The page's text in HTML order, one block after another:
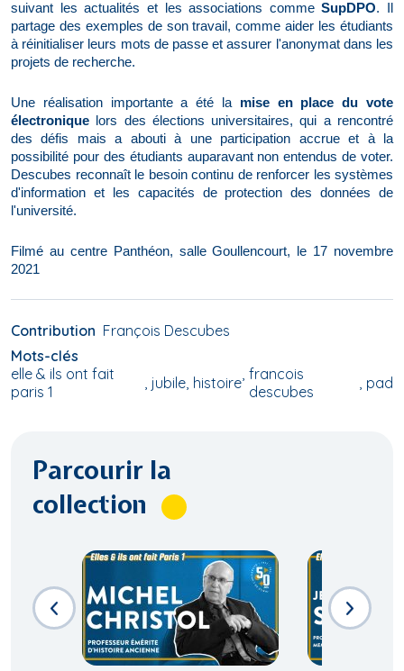
suivant les actualités et les associations commeSupDPO. Il
partage des exemples de son travail, comme aider les étudiants
à réinitialiser leurs mots de passe et assurer l'anonymat dans les
projets de recherche.
Une réalisation importante a été la mise en place du vote
électronique lors des élections universitaires, qui a rencontré
des défis mais a abouti à une participation accrue et à la
possibilité pour des étudiants auparavant non entendus de voter.
Descubes reconnaît le besoin continu de renforcer les systèmes
d'information et les capacités de protection des données de
l'université.
Filmé au centre Panthéon, salle Goullencourt, le 17 novembre
2021
Contribution François Descubes
Mots-clés
elle & ils ont fait
paris 1
jubile histoire francois
descubes
pad
Parcourir la
collection